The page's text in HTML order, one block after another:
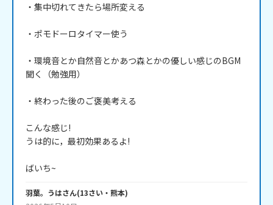
・集中切れてきたら場所変える
・ポモドーロタイマー使う
・環境音とか自然音とかあつ森とかの優しい感じのBGM
聞く（勉強用）
・終わった後のご褒美考える
こんな感じ!
うは的に，最初効果あるよ!
ばいち~
羽葉。うはさん(13さい・ 熊本)